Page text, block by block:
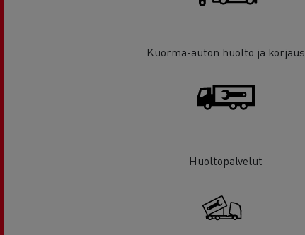
Kuorma-auton huolto ja korjaus
Huoltopalvelut